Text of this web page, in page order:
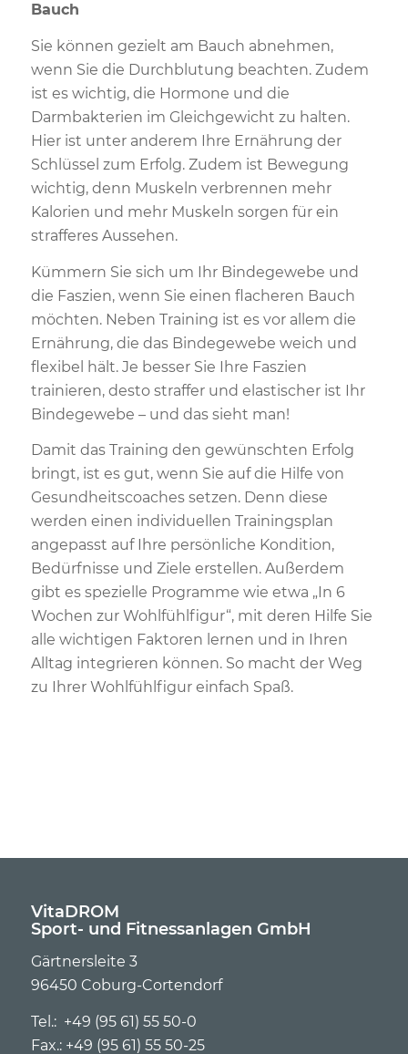
Bauch
Sie können gezielt am Bauch abnehmen,
wenn Sie die Durchblutung beachten. Zudem
ist es wichtig, die Hormone und die
Darmbakterien im Gleichgewicht zu halten.
Hier ist unter anderem Ihre Ernährung der
Schlüssel zum Erfolg. Zudem ist Bewegung
wichtig, denn Muskeln verbrennen mehr
Kalorien und mehr Muskeln sorgen für ein
strafferes Aussehen.
Kümmern Sie sich um Ihr Bindegewebe und
die Faszien, wenn Sie einen flacheren Bauch
möchten. Neben Training ist es vor allem die
Ernährung, die das Bindegewebe weich und
flexibel hält. Je besser Sie Ihre Faszien
trainieren, desto straffer und elastischer ist Ihr
Bindegewebe – und das sieht man!
Damit das Training den gewünschten Erfolg
bringt, ist es gut, wenn Sie auf die Hilfe von
Gesundheitscoaches setzen. Denn diese
werden einen individuellen Trainingsplan
angepasst auf Ihre persönliche Kondition,
Bedürfnisse und Ziele erstellen. Außerdem
gibt es spezielle Programme wie etwa „In 6
Wochen zur Wohlfühlfigur“, mit deren Hilfe Sie
alle wichtigen Faktoren lernen und in Ihren
Alltag integrieren können. So macht der Weg
zu Ihrer Wohlfühlfigur einfach Spaß.
VitaDROM
Sport- und Fitnessanlagen GmbH
Gärtnersleite 3
96450 Coburg-Cortendorf
Tel.: +49 (95 61) 55 50-0
Fax.: +49 (95 61) 55 50-25